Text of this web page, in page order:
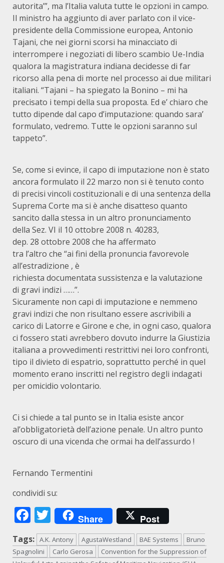
autorita’”, ma l’Italia valuta tutte le opzioni in campo.
Il ministro ha aggiunto di aver parlato con il vice-
presidente della Commissione europea, Antonio
Tajani, che nei giorni scorsi ha minacciato di
interrompere i negoziati di libero scambio Ue-India
qualora la magistratura indiana decidesse di far
ricorso alla pena di morte nel processo ai due militari
italiani. “Tajani – ha spiegato la Bonino – mi ha
precisato i tempi della sua proposta. Ed e’ chiaro che
tutto dipende dal capo d’imputazione: quando sara’
formulato, vedremo. Tutte le opzioni saranno sul
tappeto”.
Se, come si evince, il capo di imputazione non è stato
ancora formulato il 22 marzo non si è tenuto conto
di precisi vincoli costituzionali e di una sentenza della
Suprema Corte ma si è anche disatteso quanto
sancito dalla stessa in un altro pronunciamento
della Sez. VI il 10 ottobre 2008 n. 40283,
dep. 28 ottobre 2008 che ha affermato
tra l’altro che “ai fini della pronuncia favorevole
all’estradizione , è
richiesta documentata sussistenza e la valutazione
di gravi indizi ……”.
Sicuramente non capi di imputazione e nemmeno
gravi indizi che non risultano essere ascrivibili a
carico di Latorre e Girone e che, in ogni caso, qualora
ci fossero stati avrebbero dovuto indurre la Giustizia
italiana a provvedimenti restrittivi nei loro confronti,
tipo il divieto di espatrio, soprattutto perché in quel
momento erano inscritti nel registro degli indagati
per omicidio volontario.
Ci si chiede a tal punto se in Italia esiste ancor
al’obbligatorietà dell’azione penale. Un altro punto
oscuro di una vicenda che ormai ha dell’assurdo !
Fernando Termentini
condividi su:
Facebook
Twitter
Share Post
Tags: A.K. Antony AgustaWestland BAE Systems
Bruno
Spagnolini
Carlo Gerosa
Convention for the Suppression of